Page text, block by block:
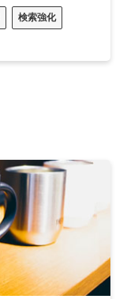
検索強化